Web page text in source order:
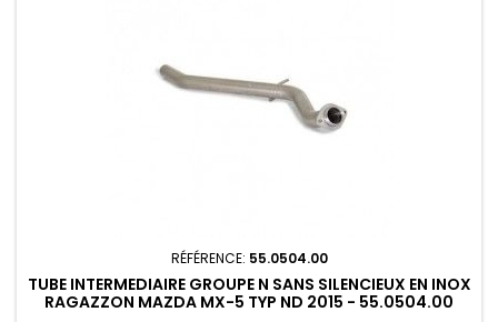
RÉFÉRENCE: 55.0504.00
TUBE INTERMEDIAIRE GROUPE N SANS SILENCIEUX EN INOX
RAGAZZON MAZDA MX-5 TYP ND 2015 - 55.0504.00